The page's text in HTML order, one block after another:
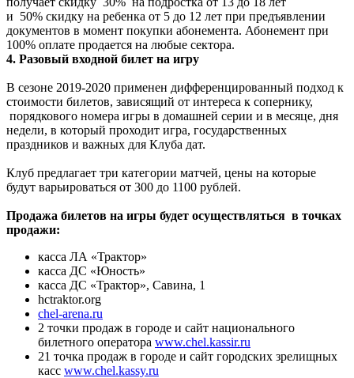
и 50% скидку на ребенка от 5 до 12 лет при предъявлении
документов в момент покупки абонемента. Абонемент при
100% оплате продается на любые сектора.
4. Разовый входной билет на игру
В сезоне 2019-2020 применен дифференцированный подход к
стоимости билетов, зависящий от интереса к сопернику,
порядкового номера игры в домашней серии и в месяце, дня
недели, в который проходит игра, государственных
праздников и важных для Клуба дат.
Клуб предлагает три категории матчей, цены на которые
будут варьироваться от 300 до 1100 рублей.
Продажа билетов на игры будет осуществляться в точках
продажи:
касса ЛА «Трактор»
касса ДС «Юность»
касса ДС «Трактор», Савина, 1
hctraktor.org
chel-arena.ru
2 точки продаж в городе и сайт национального
билетного оператора www.chel.kassir.ru
21 точка продаж в городе и сайт городских зрелищных
касс www.chel.kassy.ru